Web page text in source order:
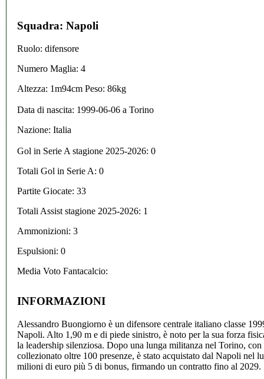
Squadra: Napoli
Ruolo: difensore
Numero Maglia: 4
Altezza: 1m94cm Peso: 86kg
Data di nascita: 1999-06-06 a Torino
Nazione: Italia
Gol in Serie A stagione 2025-2026: 0
Totali Gol in Serie A: 0
Partite Giocate: 33
Totali Assist stagione 2025-2026: 1
Ammonizioni: 3
Espulsioni: 0
Media Voto Fantacalcio:
INFORMAZIONI
Alessandro Buongiorno è un difensore centrale italiano classe
Napoli. Alto 1,90 m e di piede sinistro, è noto per la sua forza
la leadership silenziosa. Dopo una lunga militanza nel Torino,
collezionato oltre 100 presenze, è stato acquistato dal Napoli nel
milioni di euro più 5 di bonus, firmando un contratto fino al 2029.